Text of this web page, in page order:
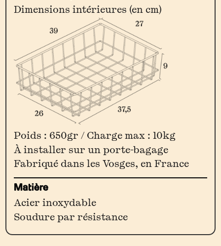
Dimensions intérieures (en cm)
Poids : 650gr / Charge max : 10kg
À installer sur un porte-bagage
Fabriqué dans les Vosges, en France
Matière
Acier inoxydable
Soudure par résistance